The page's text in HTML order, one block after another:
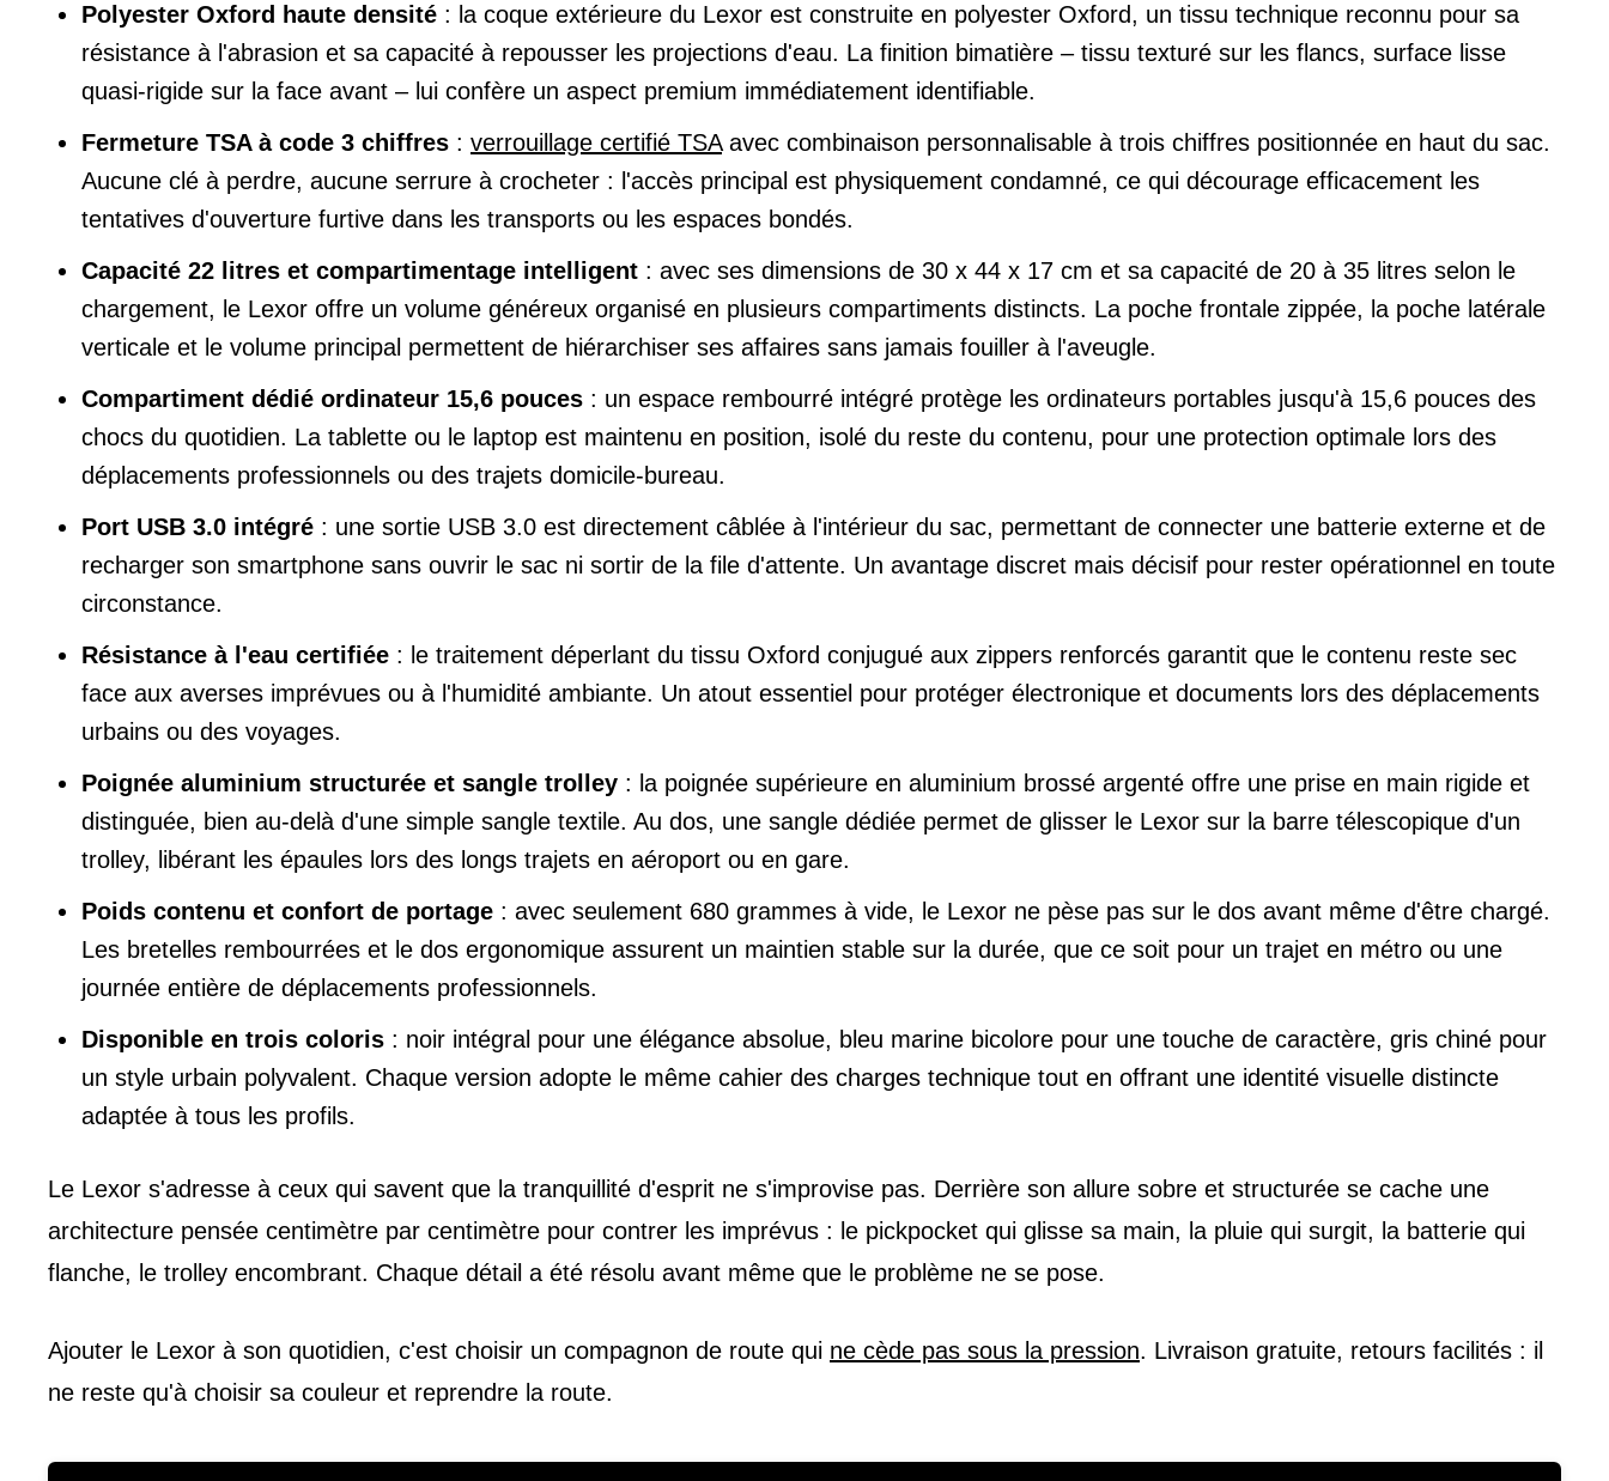
Polyester Oxford haute densité : la coque extérieure du Lexor est construite en polyester Oxford, un tissu technique reconnu pour sa
résistance à l'abrasion et sa capacité à repousser les projections d'eau. La finition bimatière – tissu texturé sur les flancs, surface lisse
quasi-rigide sur la face avant – lui confère un aspect premium immédiatement identifiable.
Fermeture TSA à code 3 chiffres : verrouillage certifié TSAavec combinaison personnalisable à trois chiffres positionnée en haut du sac.
Aucune clé à perdre, aucune serrure à crocheter : l'accès principal est physiquement condamné, ce qui décourage efficacement les
tentatives d'ouverture furtive dans les transports ou les espaces bondés.
Capacité 22 litres et compartimentage intelligent : avec ses dimensions de 30 x 44 x 17 cm et sa capacité de 20 à 35 litres selon le
chargement, le Lexor offre un volume généreux organisé en plusieurs compartiments distincts. La poche frontale zippée, la poche latérale
verticale et le volume principal permettent de hiérarchiser ses affaires sans jamais fouiller à l'aveugle.
Compartiment dédié ordinateur 15,6 pouces : un espace rembourré intégré protège les ordinateurs portables jusqu'à 15,6 pouces des
chocs du quotidien. La tablette ou le laptop est maintenu en position, isolé du reste du contenu, pour une protection optimale lors des
déplacements professionnels ou des trajets domicile-bureau.
Port USB 3.0 intégré : une sortie USB 3.0 est directement câblée à l'intérieur du sac, permettant de connecter une batterie externe et de
recharger son smartphone sans ouvrir le sac ni sortir de la file d'attente. Un avantage discret mais décisif pour rester opérationnel en toute
circonstance.
Résistance à l'eau certifiée : le traitement déperlant du tissu Oxford conjugué aux zippers renforcés garantit que le contenu reste sec
face aux averses imprévues ou à l'humidité ambiante. Un atout essentiel pour protéger électronique et documents lors des déplacements
urbains ou des voyages.
Poignée aluminium structurée et sangle trolley : la poignée supérieure en aluminium brossé argenté offre une prise en main rigide et
distinguée, bien au-delà d'une simple sangle textile. Au dos, une sangle dédiée permet de glisser le Lexor sur la barre télescopique d'un
trolley, libérant les épaules lors des longs trajets en aéroport ou en gare.
Poids contenu et confort de portage : avec seulement 680 grammes à vide, le Lexor ne pèse pas sur le dos avant même d'être chargé.
Les bretelles rembourrées et le dos ergonomique assurent un maintien stable sur la durée, que ce soit pour un trajet en métro ou une
journée entière de déplacements professionnels.
Disponible en trois coloris : noir intégral pour une élégance absolue, bleu marine bicolore pour une touche de caractère, gris chiné pour
un style urbain polyvalent. Chaque version adopte le même cahier des charges technique tout en offrant une identité visuelle distincte
adaptée à tous les profils.
Le Lexor s'adresse à ceux qui savent que la tranquillité d'esprit ne s'improvise pas. Derrière son allure sobre et structurée se cache une
architecture pensée centimètre par centimètre pour contrer les imprévus : le pickpocket qui glisse sa main, la pluie qui surgit, la batterie qui
flanche, le trolley encombrant. Chaque détail a été résolu avant même que le problème ne se pose.
Ajouter le Lexor à son quotidien, c'est choisir un compagnon de route qui ne cède pas sous la pression. Livraison gratuite, retours facilités : il
ne reste qu'à choisir sa couleur et reprendre la route.